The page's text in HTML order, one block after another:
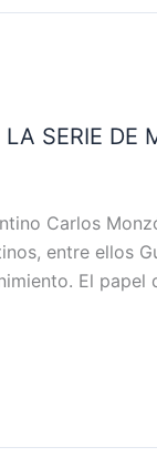
SERIE DE
Carlos
entre ellos
El papel